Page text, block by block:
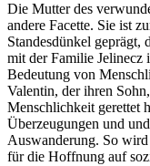
Die Mutter des
andere Facette. Sie ist
Standesdünkel geprägt,
mit der Familie Jelinecz
Bedeutung von
Valentin, der ihren
Menschlichkeit gerettet
Überzeugungen und
Auswanderung. So
für die Hoffnung auf